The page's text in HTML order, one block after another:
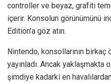
controller ve beyaz, grafiti
içerir. Konsolun görünümünü
Edition’a göz atın.
Nintendo, konsollarının birkaç
yayınladı. Ancak yaklaşmakta
şimdiye kadarki en